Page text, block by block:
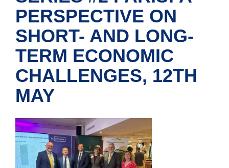
PERSPECTIVE ON
SHORT- AND LONG-
TERM ECONOMIC
CHALLENGES, 12TH
MAY